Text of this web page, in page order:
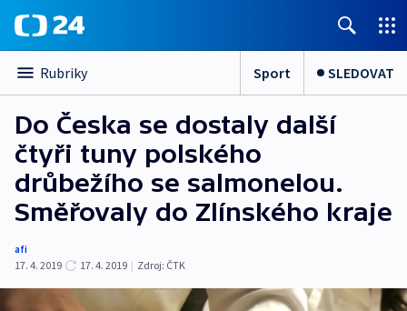
Rubriky Sport SLEDOVAT
Do Česka se dostaly další
čtyři tuny polského
drůbežího se salmonelou.
Směřovaly do Zlínského kraje
afi
17. 4. 2019
17. 4. 2019 | Zdroj: ČTK